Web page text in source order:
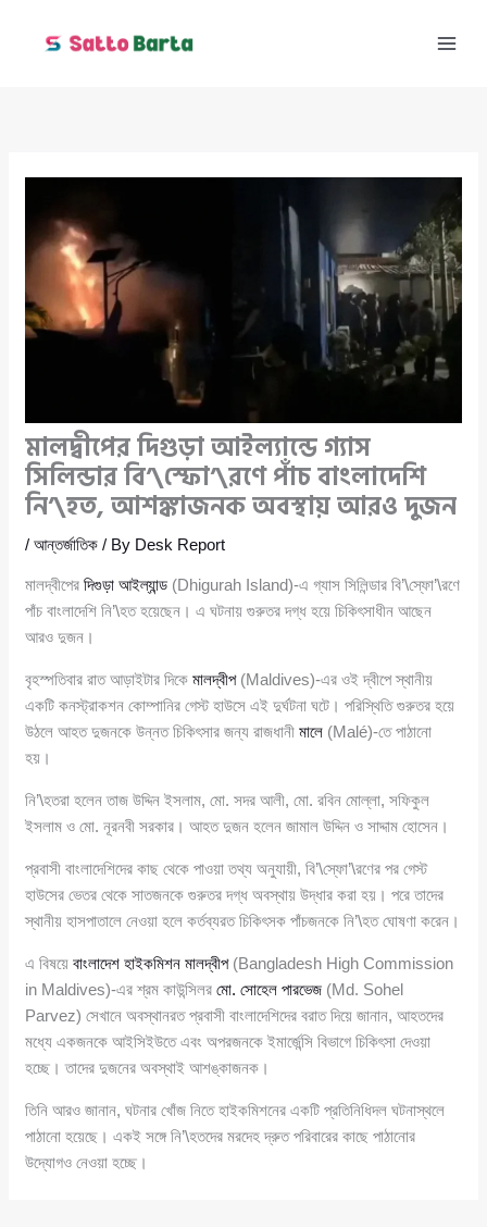
মালদ্বীপের দিগুড়া আইল্যান্ডে গ্যাস
সিলিন্ডার বি’\স্ফো’\রণে পাঁচ বাংলাদেশি
নি’\হত, আশঙ্কাজনক অবস্থায় আরও দুজন
/আন্তর্জাতিক / By Desk Report
মালদ্বীপেরদিগুড়া আইল্যান্ড (Dhigurah Island)-এ গ্যাস সিলিন্ডার বি’\স্ফো’\রণে
পাঁচ বাংলাদেশি নি’\হত হয়েছেন। এ ঘটনায় গুরুতর দগ্ধ হয়ে চিকিৎসাধীন আছেন
আরও দুজন।
বৃহস্পতিবার রাত আড়াইটার দিকেমালদ্বীপ(Maldives)-এর ওই দ্বীপে স্থানীয়
একটি কনস্ট্রাকশন কোম্পানির গেস্ট হাউসে এই দুর্ঘটনা ঘটে। পরিস্থিতি গুরুতর হয়ে
উঠলে আহত দুজনকে উন্নত চিকিৎসার জন্য রাজধানীমালে (Malé)-তে পাঠানো
হয়।
নি’\হতরা হলেন তাজ উদ্দিন ইসলাম, মো. সদর আলী, মো. রবিন মোল্লা, সফিকুল
ইসলাম ও মো. নূরনবী সরকার। আহত দুজন হলেন জামাল উদ্দিন ও সাদ্দাম হোসেন।
প্রবাসী বাংলাদেশিদের কাছ থেকে পাওয়া তথ্য অনুযায়ী, বি’\স্ফো’\রণের পর গেস্ট
হাউসের ভেতর থেকে সাতজনকে গুরুতর দগ্ধ অবস্থায় উদ্ধার করা হয়। পরে তাদের
স্থানীয় হাসপাতালে নেওয়া হলে কর্তব্যরত চিকিৎসক পাঁচজনকে নি’\হত ঘোষণা করেন।
এ বিষয়েবাংলাদেশ হাইকমিশন মালদ্বীপ(Bangladesh High Commission
in Maldives)-এর শ্রম কাউন্সিলরমো. সোহেল পারভেজ (Md. Sohel
Parvez) সেখানে অবস্থানরত প্রবাসী বাংলাদেশিদের বরাত দিয়ে জানান, আহতদের
মধ্যে একজনকে আইসিইউতে এবং অপরজনকে ইমার্জেন্সি বিভাগে চিকিৎসা দেওয়া
হচ্ছে। তাদের দুজনের অবস্থাই আশঙ্কাজনক।
তিনি আরও জানান, ঘটনার খোঁজ নিতে হাইকমিশনের একটি প্রতিনিধিদল ঘটনাস্থলে
পাঠানো হয়েছে। একই সঙ্গে নি’\হতদের মরদেহ দ্রুত পরিবারের কাছে পাঠানোর
উদ্যোগও নেওয়া হচ্ছে।